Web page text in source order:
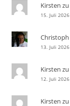
Kirsten zu
15. Juli 2026
Christoph
13. Juli 2026
Kirsten zu
12. Juli 2026
Kirsten zu